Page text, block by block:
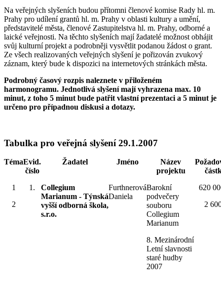
Na veřejných slyšeních budou přítomni členové komise Rady hl. m.
Prahy pro udílení grantů hl. m. Prahy v oblasti kultury a umění,
představitelé města, členové Zastupitelstva hl. m. Prahy, odborné a
laické veřejnosti. Na těchto slyšeních mají žadatelé možnost obhájit
svůj kulturní projekt a podrobněji vysvětlit podanou žádost o grant.
Ze všech realizovaných veřejných slyšení je pořizován zvukový
záznam, který bude k dispozici na internetových stránkách města.
Podrobný časový rozpis naleznete v přiloženém
harmonogramu. Jednotlivá slyšení mají vyhrazena max. 10
minut, z toho 5 minut bude patřit vlastní prezentaci a 5 minut je
určeno pro případnou diskusi a dotazy.
Tabulka pro veřejná slyšení 29.1.2007
TémaEvid.
číslo
Žadatel Jméno
Název
projektu
1
2
1.
Collegium
Marianum - Týnská
vyšší odborná škola,
s.r.o.
Furthnerová
Daniela
Barokní
podvečery
souboru
Collegium
Marianum
8. Mezinárodní
Letní slavnosti
staré hudby
2007
620
2